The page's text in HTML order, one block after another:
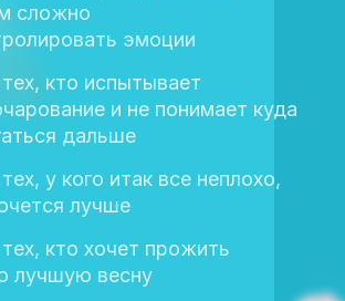
сложно
эмоции
кто испытывает
и не понимает куда
дальше
у кого итак все неплохо,
лучше
кто хочет прожить
лучшую весну